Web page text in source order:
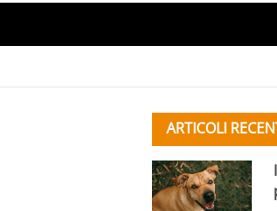
ARTICOLI